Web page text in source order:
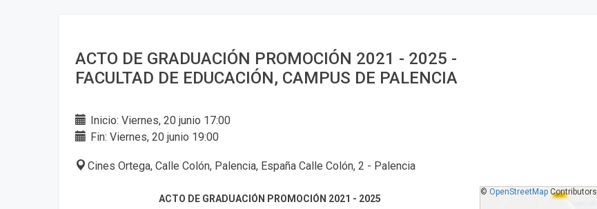
ACTO DE GRADUACIÓN PROMOCIÓN 2021 - 2025 -
FACULTAD DE EDUCACIÓN, CAMPUS DE PALENCIA
Inicio: Viernes, 20 junio 17:00
Fin: Viernes, 20 junio 19:00
Cines Ortega, Calle Colón, Palencia, España Calle Colón, 2 - Palencia
ACTO DE GRADUACIÓN PROMOCIÓN 2021 - 2025
© OpenStreetMapContributors